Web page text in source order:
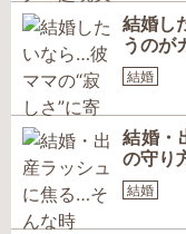
結婚し
うのが
結婚
結婚・
の守り
結婚